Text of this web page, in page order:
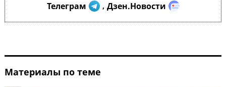
Телеграм , Дзен.Новости
Материалы по теме